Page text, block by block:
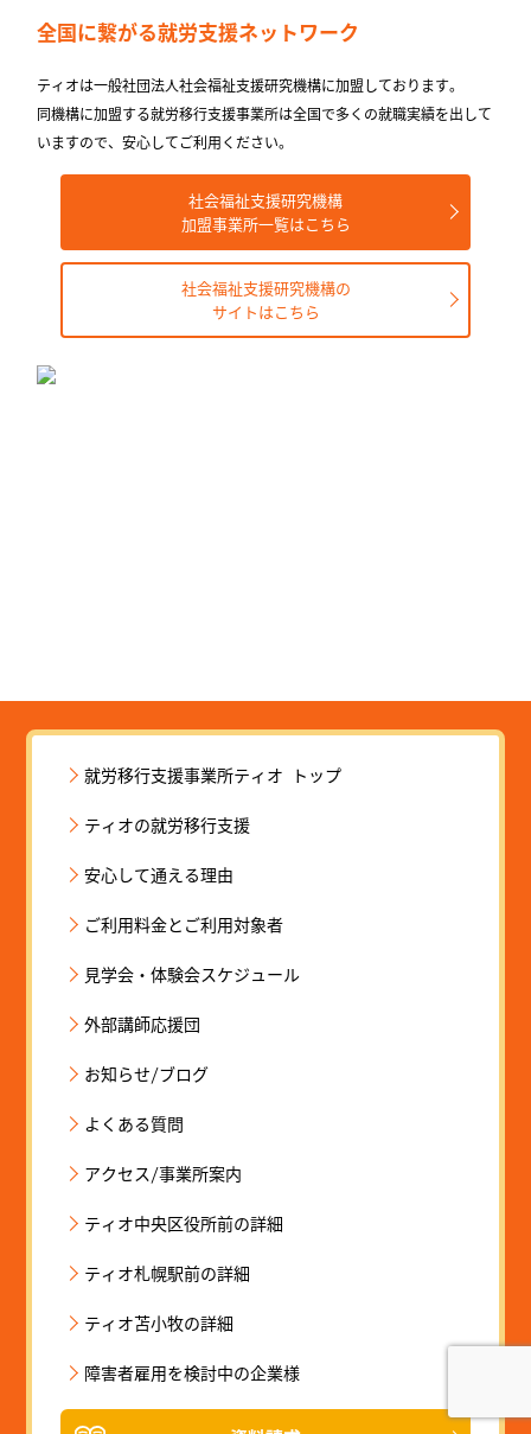
全国に繋がる就労支援ネットワーク
ティオは一般社団法人社会福祉支援研究機構に加盟しております。
同機構に加盟する就労移⾏⽀援事業所は全国で多くの就職実績を出して
いますので、安⼼してご利⽤ください。
社会福祉支援研究機構
加盟事業所一覧はこちら
社会福祉支援研究機構の
サイトはこちら
就労移行支援事業所ティオ トップ
ティオの就労移行支援
安心して通える理由
ご利用料金とご利用対象者
見学会・体験会スケジュール
外部講師応援団
お知らせ/ブログ
よくある質問
アクセス/事業所案内
ティオ中央区役所前の詳細
ティオ札幌駅前の詳細
ティオ苫小牧の詳細
障害者雇用を検討中の企業様